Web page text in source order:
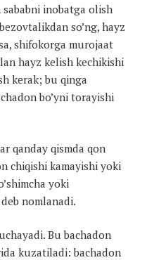
inobatga olish
so’ng, hayz
shifokorga murojaat
hayz kelish kechikishi
kerak; bu qinga
bo’yni torayishi
qanday qismda qon
chiqishi kamayishi yoki
yoki
nomlanadi.
Bu bachadon
kuzatiladi: bachadon